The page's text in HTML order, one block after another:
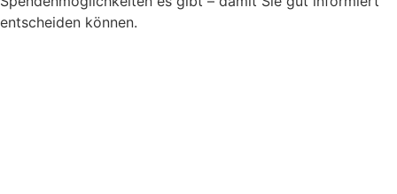
entscheiden können.